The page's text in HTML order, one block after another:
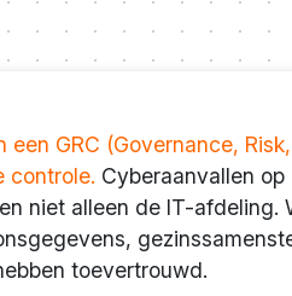
een GRC (Governance,
controle. Cyberaanvallen
niet alleen de IT-
toevertrouwd.